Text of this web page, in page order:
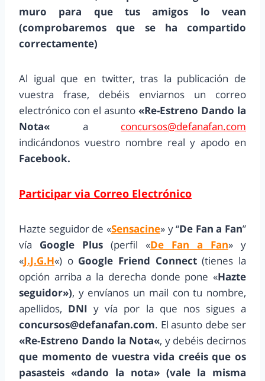
muro para que tus amigos lo vean
(comprobaremos que se ha compartido
correctamente)
Al igual que en twitter, tras la publicación de
vuestra frase, debéis enviarnos un correo
electrónico con el asunto «Re-Estreno Dando la
Nota« a concursos@defanafan.com
indicándonos vuestro nombre real y apodo en
Facebook.
Participar via Correo Electrónico
Hazte seguidor de «Sensacine» y “De Fan a Fan”
vía Google Plus (perfil «De Fan a Fan» y
«J.J.G.H«) o Google Friend Connect(tienes la
opción arriba a la derecha donde pone «Hazte
seguidor»), y envíanos un mail con tu nombre,
apellidos, DNI y vía por la que nos sigues a
concursos@defanafan.com. El asunto debe ser
«Re-Estreno Dando la Nota«, y debéis decirnos
que momento de vuestra vida creéis que os
pasasteis «dando la nota» (vale la misma